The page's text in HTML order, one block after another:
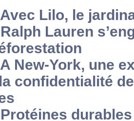
Avec Lilo, le
Ralph Lauren
A New-York, une
confidentialité
Protéines